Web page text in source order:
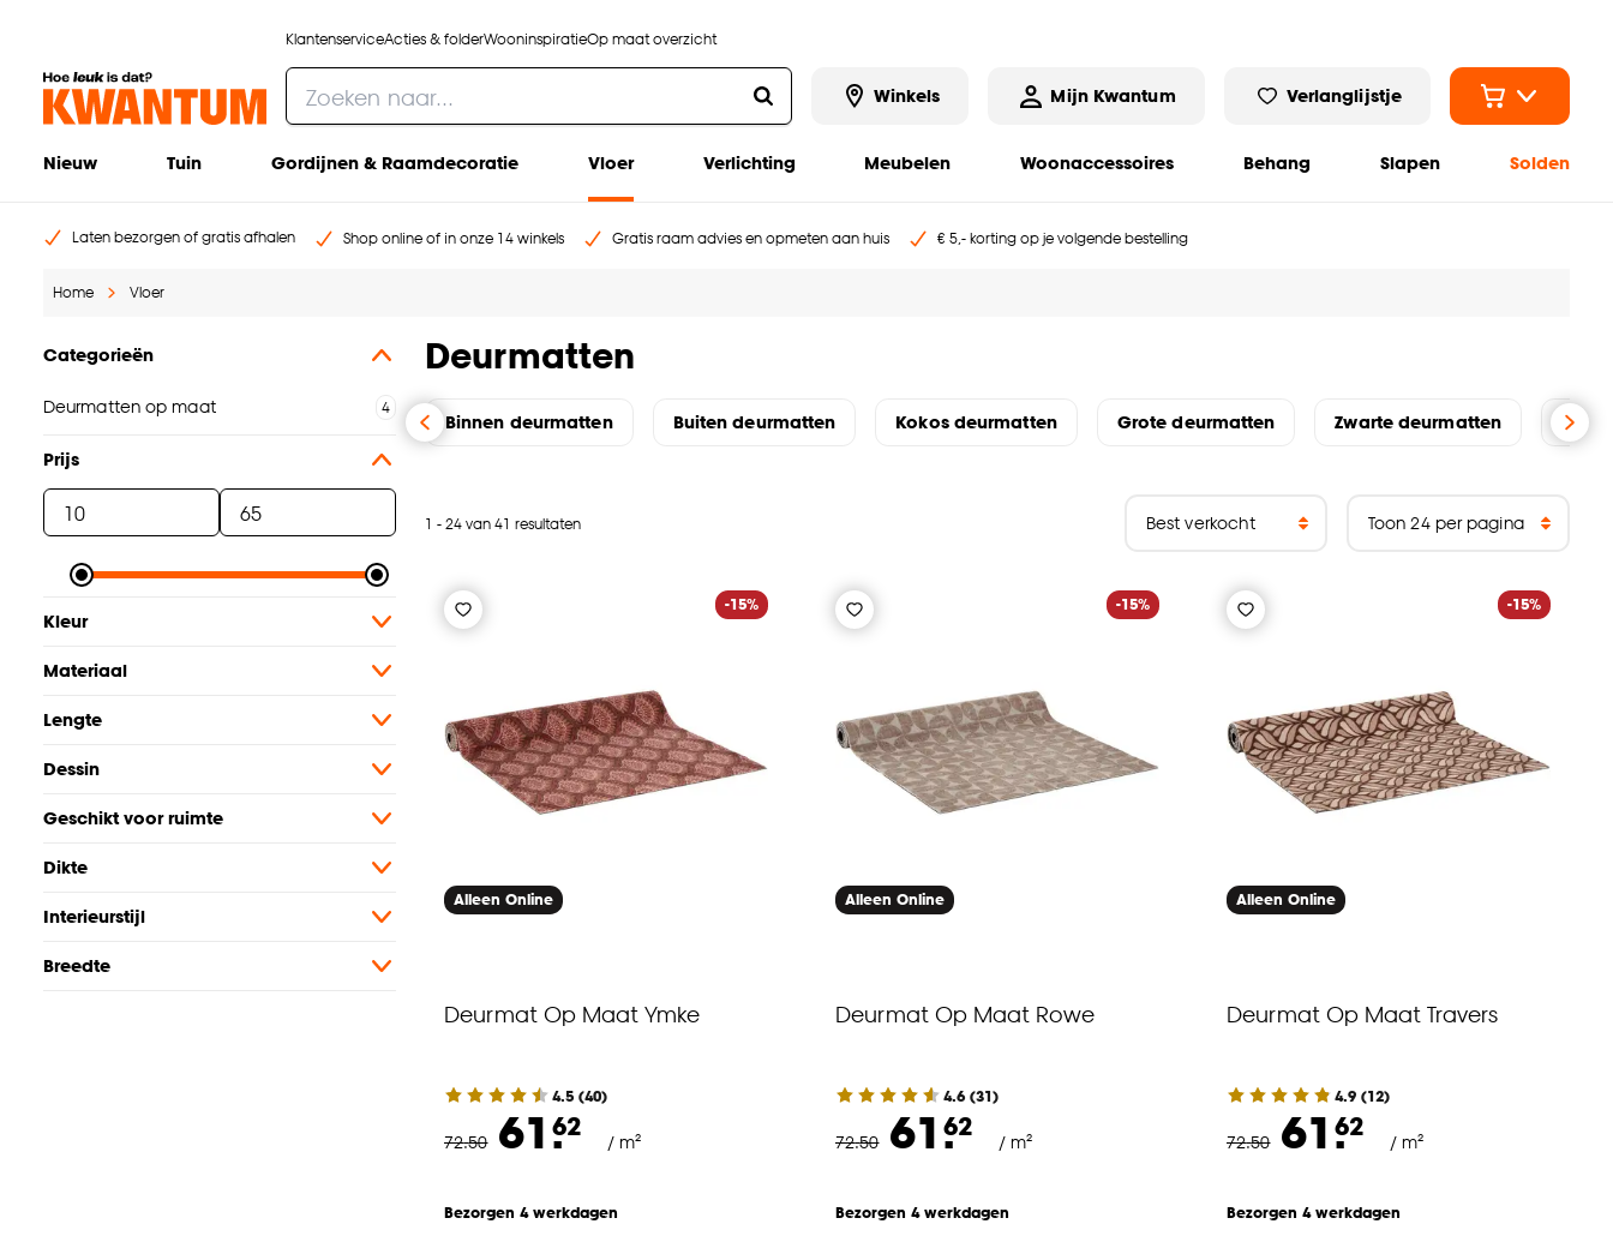
KlantenserviceActies & folderWooninspiratieOp maat overzicht
Winkels Mijn Kwantum Verlanglijstje
Nieuw Tuin Gordijnen & Raamdecoratie Vloer Verlichting Meubelen Woonaccessoires Behang Slapen Solden
Laten bezorgen of gratis afhalen Shop online of in onze 14 winkels Gratis raam advies en opmeten aan huis € 5,- korting op je volgende bestelling
Home Vloer
Categorieën
Deurmatten op maat
Prijs
Kleur
Materiaal
Lengte
Dessin
Geschikt voor ruimte
Dikte
Interieurstijl
Breedte
Deurmatten
Binnen deurmatten Buiten deurmatten Kokos deurmatten Grote deurmatten Zwarte deurmatten
1 - 24 van 41 resultaten
-15%
Alleen Online
Deurmat Op Maat Ymke
4.5 (40)
72.50 61.62
/ m²
Bezorgen 4 werkdagen
-15%
Alleen Online
Deurmat Op Maat Rowe
4.6 (31)
72.50 61.62
/ m²
Bezorgen 4 werkdagen
-15%
Alleen Online
Deurmat Op Maat Travers
4.9 (12)
72.50 61.62
/ m²
Bezorgen 4 werkdagen